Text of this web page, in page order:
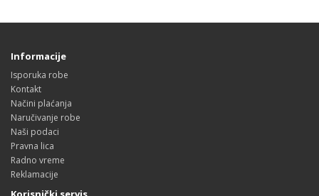
Informacije
Isporuka robe
Kontakt
Načini plaćanja
Naručivanje robe
Naši podaci
Pravna lica
Radno vreme
Reklamacije